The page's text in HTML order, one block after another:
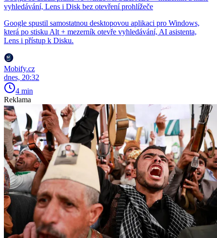
vyhledávání, Lens i Disk bez otevření prohlížeče
Google spustil samostatnou desktopovou aplikaci pro Windows,
která po stisku Alt + mezerník otevře vyhledávání, AI asistenta,
Lens i přístup k Disku.
Mobify.cz
dnes, 20:32
4 min
Reklama